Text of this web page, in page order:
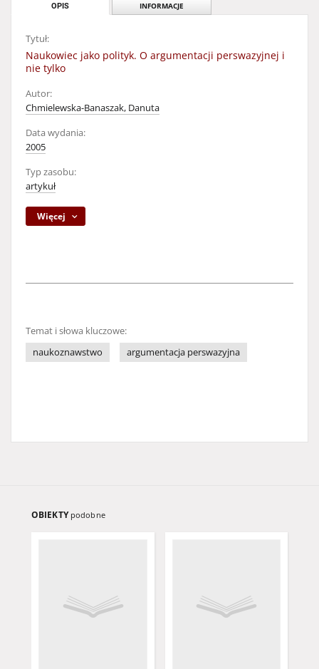
OPIS INFORMACJE
Tytuł:
Naukowiec jako polityk. O argumentacji perswazyjnej i
nie tylko
Autor:
Chmielewska-Banaszak, Danuta
Data wydania:
2005
Typ zasobu:
artykuł
Więcej
Temat i słowa kluczowe:
naukoznawstwo
argumentacja perswazyjna
OBIEKTY podobne